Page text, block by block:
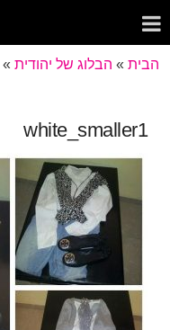
הבית » הבלוג של יהודית »
white_smaller1